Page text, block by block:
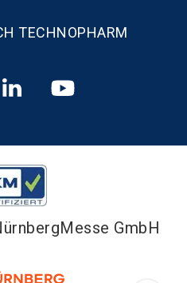
TECHNOPHARM
GmbH